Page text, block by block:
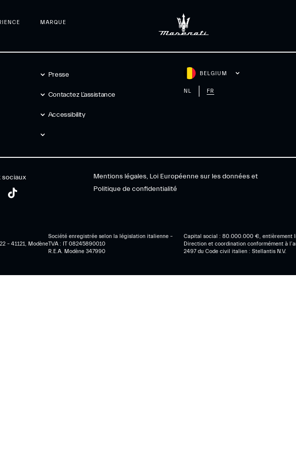
MARQUE
Presse
Contactez L’assistance
Accessibility
BELGIUM
NL FR
sociaux
Mentions légales, Loi Européenne sur les données et
Politique de confidentialité
– 41121, Modène
Société enregistrée selon la législation italienne –
TVA : IT 08245890010
R.E.A. Modène 347990
Capital social : 80.000.000 €, entièrement
Direction et coordination conformément à
2497 du Code civil italien : Stellantis N.V.